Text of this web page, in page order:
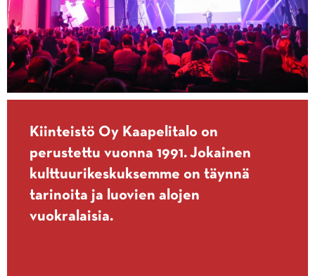
Kiinteistö Oy Kaapelitalo on
perustettu vuonna 1991. Jokainen
kulttuurikeskuksemme on täynnä
tarinoita ja luovien alojen
vuokralaisia.